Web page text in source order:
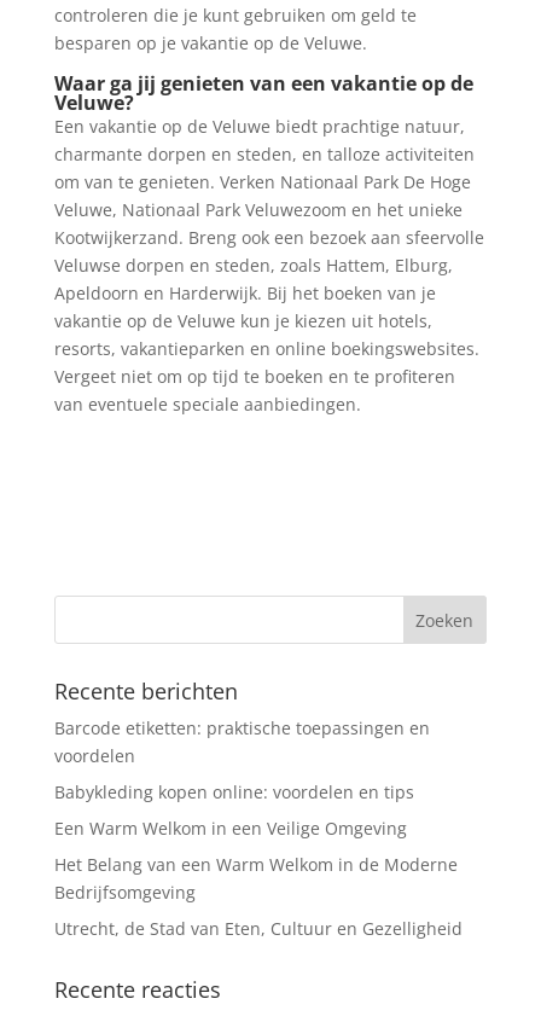
controleren die je kunt gebruiken om geld te
besparen op je vakantie op de Veluwe.
Waar ga jij genieten van een vakantie op de
Veluwe?
Een vakantie op de Veluwe biedt prachtige natuur,
charmante dorpen en steden, en talloze activiteiten
om van te genieten. Verken Nationaal Park De Hoge
Veluwe, Nationaal Park Veluwezoom en het unieke
Kootwijkerzand. Breng ook een bezoek aan sfeervolle
Veluwse dorpen en steden, zoals Hattem, Elburg,
Apeldoorn en Harderwijk. Bij het boeken van je
vakantie op de Veluwe kun je kiezen uit hotels,
resorts, vakantieparken en online boekingswebsites.
Vergeet niet om op tijd te boeken en te profiteren
van eventuele speciale aanbiedingen.
Recente berichten
Barcode etiketten: praktische toepassingen en
voordelen
Babykleding kopen online: voordelen en tips
Een Warm Welkom in een Veilige Omgeving
Het Belang van een Warm Welkom in de Moderne
Bedrijfsomgeving
Utrecht, de Stad van Eten, Cultuur en Gezelligheid
Recente reacties